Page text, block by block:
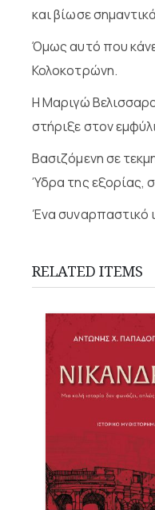
και βίωσε
Όμως αυτό που
Κολοκοτρώνη.
Η Μαριγώ
στήριξε στον
Βασιζόμενη σε
Ύδρα της εξορίας,
Ένα συναρπαστικό
RELATED ITEMS